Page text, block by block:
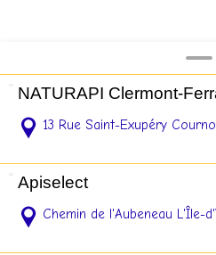
NATURAPI Clermont-
13 Rue Saint-Exupéry
Apiselect
Chemin de l'Aubeneau L'Île-